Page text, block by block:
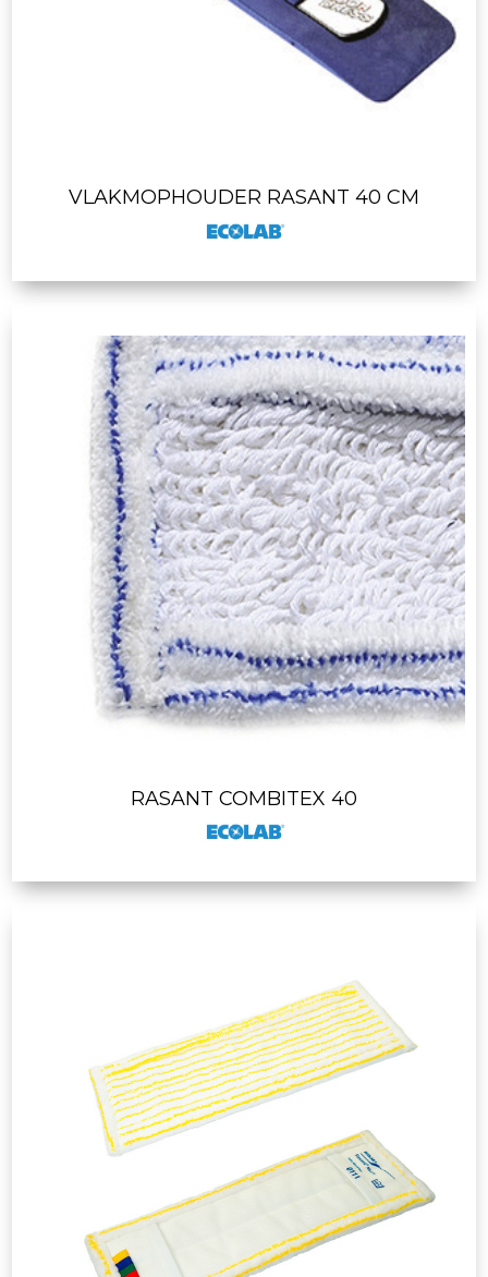
VLAKMOPHOUDER RASANT 40 CM
RASANT COMBITEX 40